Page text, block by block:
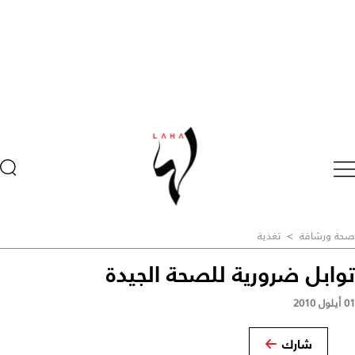
صحة ورشاقة > تغذية
توابل ضرورية للصحة الجيدة
01 أيلول 2010
شارك